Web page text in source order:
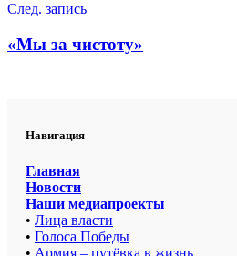
След. запись
«Мы за чистоту»
Навигация
Главная
Новости
Наши медиапроекты
• Лица власти
• Голоса Победы
• Армия – путёвка в жизнь